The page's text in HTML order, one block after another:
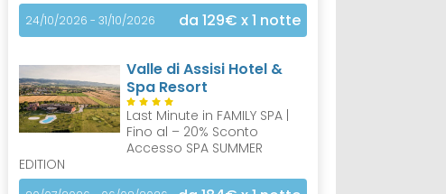
24/10/2026 - 31/10/2026 da 129€ x 1 notte
Valle di Assisi Hotel &
Spa Resort
Last Minute in FAMILY SPA |
Fino al – 20% Sconto
Accesso SPA SUMMER
EDITION